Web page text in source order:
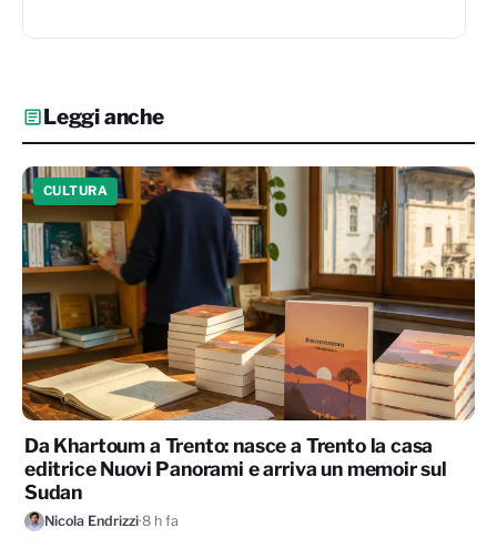
Leggi anche
CULTURA
Da Khartoum a Trento: nasce a Trento la casa
editrice Nuovi Panorami e arriva un memoir sul
Sudan
Nicola Endrizzi·8 h fa